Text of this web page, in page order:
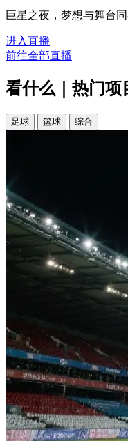
巨星之夜，梦想与舞台同
进入直播
前往全部直播
看什么｜热门项
足球 篮球 综合